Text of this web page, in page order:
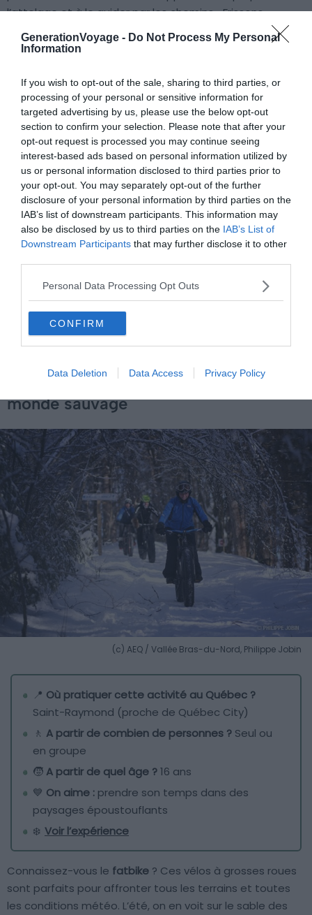
GenerationVoyage - Do Not Process My Personal
Information
If you wish to opt-out of the sale, sharing to third parties, or
processing of your personal or sensitive information for
targeted advertising by us, please use the below opt-out
section to confirm your selection. Please note that after your
opt-out request is processed you may continue seeing
interest-based ads based on personal information utilized by
us or personal information disclosed to third parties prior to
your opt-out. You may separately opt-out of the further
disclosure of your personal information by third parties on the
IAB’s list of downstream participants. This information may
also be disclosed by us to third parties on the IAB’s List of
Downstream Participants that may further disclose it to other
Personal Data Processing Opt Outs
CONFIRM
Data Deletion Data Access Privacy Policy
l’attelage et à le guider par les chemins… Frissons
garantis !
Découvrir le chien de traineau
À lire aussi sur le guide Canada :
5 road trips en camping-car pour découvrir les
paysages du Québec
Sur la route… du Québec
4 idées d’activités outdoor pour profiter de l’été
indien au Québec
beaux paysages du Québec
Le fatbike, pour partir en quête du
monde sauvage
(c) AEQ / Vallée Bras-du-Nord, Philippe Jobin
📍 Où pratiquer cette activité au Québec ?
Saint-Raymond (proche de Québec City)
🚶 A partir de combien de personnes ? Seul ou
en groupe
🧒A partir de quel âge ?16 ans
💙 On aime : prendre son temps dans des
paysages époustouflants
❄️ Voir l’expérience
Connaissez-vous le fatbike ? Ces vélos à grosses roues
sont parfaits pour affronter tous les terrains et toutes
les conditions météo. L’été, on en voit sur le sable des